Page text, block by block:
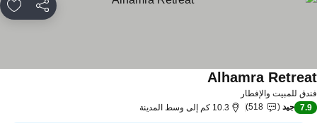
مشاركة
للمبيت والإفطار
Alhamra
7.9 جيد 518 10.3 كم إلى وسط المدينة